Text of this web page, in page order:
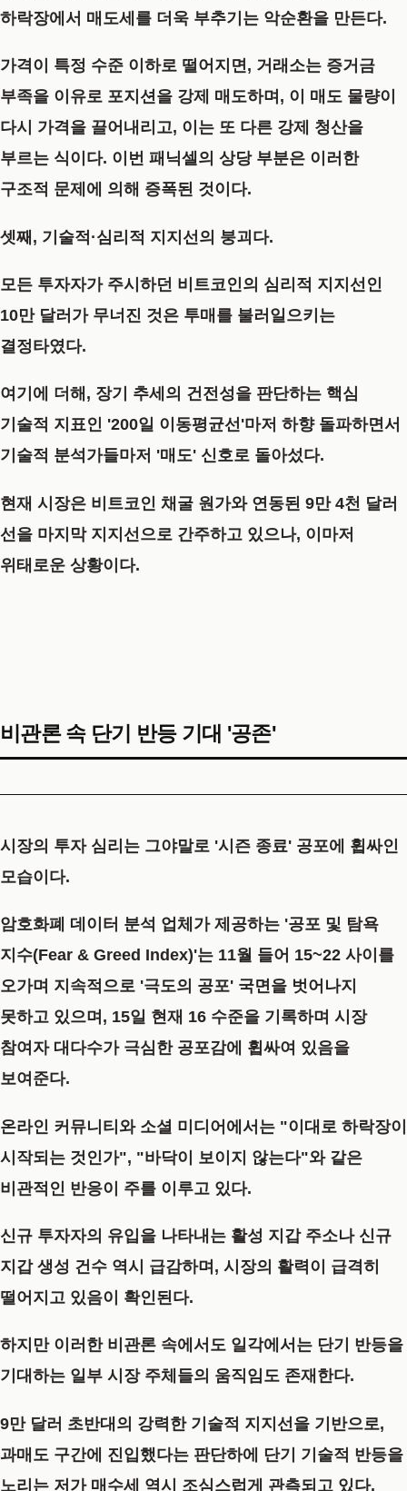
하락장에서 매도세를 더욱 부추기는 악순환을 만든다.
가격이 특정 수준 이하로 떨어지면, 거래소는 증거금
부족을 이유로 포지션을 강제 매도하며, 이 매도 물량이
다시 가격을 끌어내리고, 이는 또 다른 강제 청산을
부르는 식이다. 이번 패닉셀의 상당 부분은 이러한
구조적 문제에 의해 증폭된 것이다.
셋째, 기술적·심리적 지지선의 붕괴다.
모든 투자자가 주시하던 비트코인의 심리적 지지선인
10만 달러가 무너진 것은 투매를 불러일으키는
결정타였다.
여기에 더해, 장기 추세의 건전성을 판단하는 핵심
기술적 지표인 '200일 이동평균선'마저 하향 돌파하면서
기술적 분석가들마저 '매도' 신호로 돌아섰다.
현재 시장은 비트코인 채굴 원가와 연동된 9만 4천 달러
선을 마지막 지지선으로 간주하고 있으나, 이마저
위태로운 상황이다.
비관론 속 단기 반등 기대 '공존'
시장의 투자 심리는 그야말로 '시즌 종료' 공포에 휩싸인
모습이다.
암호화폐 데이터 분석 업체가 제공하는 '공포 및 탐욕
지수(Fear & Greed Index)'는 11월 들어 15~22 사이를
오가며 지속적으로 '극도의 공포' 국면을 벗어나지
못하고 있으며, 15일 현재 16 수준을 기록하며 시장
참여자 대다수가 극심한 공포감에 휩싸여 있음을
보여준다.
온라인 커뮤니티와 소셜 미디어에서는 "이대로 하락장이
시작되는 것인가", "바닥이 보이지 않는다"와 같은
비관적인 반응이 주를 이루고 있다.
신규 투자자의 유입을 나타내는 활성 지갑 주소나 신규
지갑 생성 건수 역시 급감하며, 시장의 활력이 급격히
떨어지고 있음이 확인된다.
하지만 이러한 비관론 속에서도 일각에서는 단기 반등을
기대하는 일부 시장 주체들의 움직임도 존재 한다.
9만 달러 초반대의 강력한 기술적 지지선을 기반으로,
과매도 구간에 진입했다는 판단하에 단기 기술적 반등을
노리는 저가 매수세 역시 조심스럽게 관측되고 있다.